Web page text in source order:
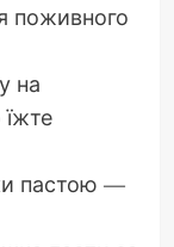
поживного
на
пастою —